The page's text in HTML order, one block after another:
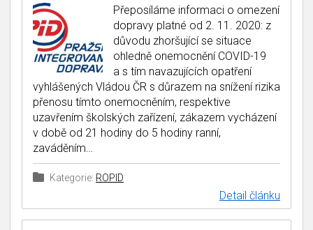
Přeposíláme informaci o omezení
dopravy platné od 2. 11. 2020: z
důvodu zhoršující se situace
ohledně onemocnění COVID-19
a s tím navazujících opatření
vyhlášených Vládou ČR s důrazem na snížení rizika
přenosu tímto onemocněním, respektive
uzavřením školských zařízení, zákazem vycházení
v době od 21 hodiny do 5 hodiny ranní,
zaváděním…
Kategorie: ROPID
Detail článku